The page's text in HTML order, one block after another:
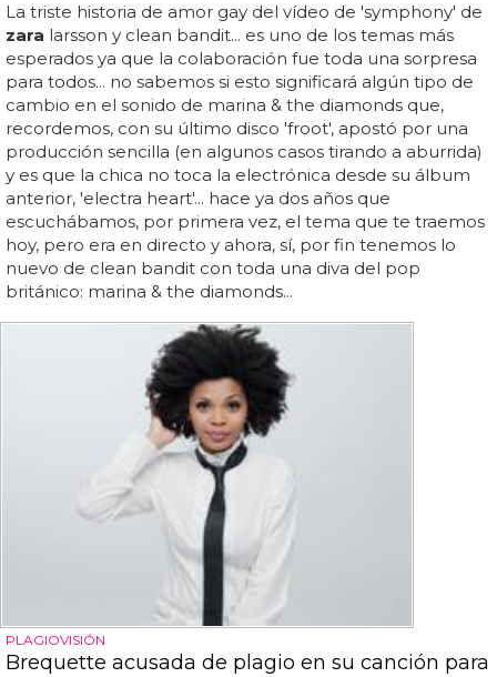
La triste historia de amor gay del vídeo de 'symphony' de
zara larsson y clean bandit... es uno de los temas más
esperados ya que la colaboración fue toda una sorpresa
para todos... no sabemos si esto significará algún tipo de
cambio en el sonido de marina & the diamonds que,
recordemos, con su último disco 'froot', apostó por una
producción sencilla (en algunos casos tirando a aburrida)
y es que la chica no toca la electrónica desde su álbum
anterior, 'electra heart'... hace ya dos años que
escuchábamos, por primera vez, el tema que te traemos
hoy, pero era en directo y ahora, sí, por fin tenemos lo
nuevo de clean bandit con toda una diva del pop
británico: marina & the diamonds...
PLAGIOVISIÓN
Brequette acusada de plagio en su canción para